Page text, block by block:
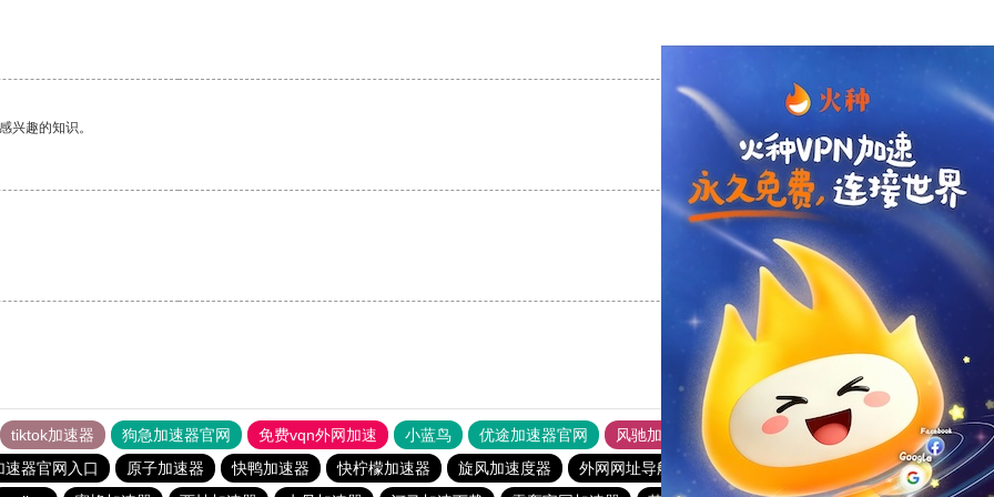
兴趣的知识。
支持 [0] 反对 [0]
支持
tiktok加速器 狗急加速器官网 免费vqn外网加速 小蓝鸟 优途加速器官网 风驰加速器
旋风加速器
速器官网入口
原子加速器 快鸭加速器 快柠檬加速器 旋风加速度器 外网网址导航 软件中心 雷霆加速
狂飙加速器